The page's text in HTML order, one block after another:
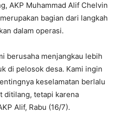
AKP Muhammad Alif Chelvin
bagian dari langkah
dalam operasi.
berusaha menjangkau lebih
di pelosok desa. Kami ingin
keselamatan berlalu
ditilang, tetapi karena
Alif, Rabu (16/7).